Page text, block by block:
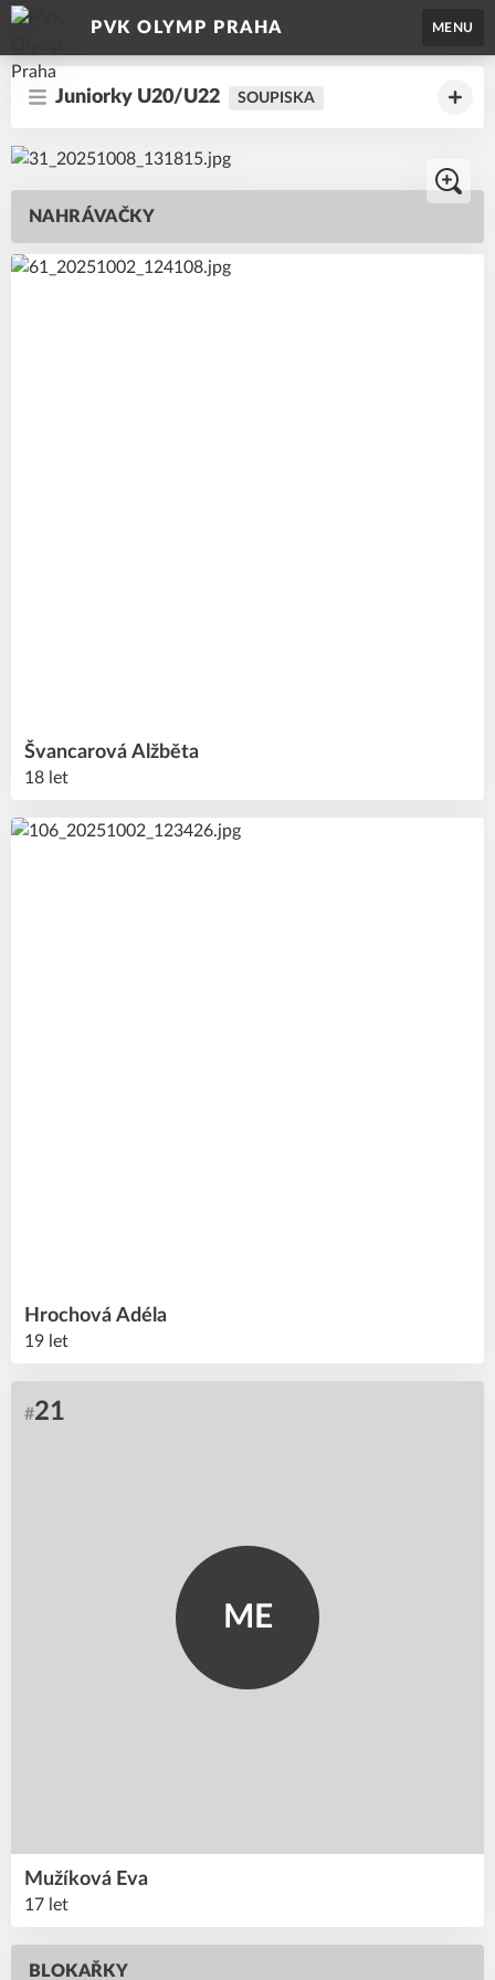
PVK OLYMP PRAHA MENU
Juniorky U20/U22 SOUPISKA
NAHRÁVAČKY
Alžběta
Švancarová
18 let
2
Adéla
Hrochová
19 let
ME
Eva
Mužíková
17 let
#21
BLOKAŘKY